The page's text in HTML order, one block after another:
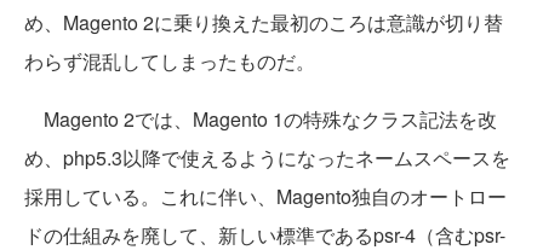
め、Magento 2に乗り換えた最初のころは意識が切り替
わらず混乱してしまったものだ。
Magento 2では、Magento 1の特殊なクラス記法を改
め、php5.3以降で使えるようになったネームスペースを
採用している。これに伴い、Magento独自のオートロー
ドの仕組みを廃して、新しい標準であるpsr-4（含むpsr-